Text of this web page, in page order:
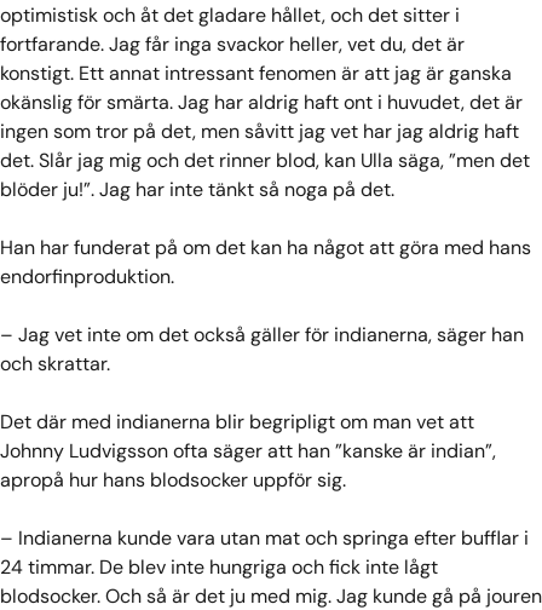
optimistisk och åt det gladare hållet, och det sitter i
fortfarande. Jag får inga svackor heller, vet du, det är
konstigt. Ett annat intressant fenomen är att jag är ganska
okänslig för smärta. Jag har aldrig haft ont i huvudet, det är
ingen som tror på det, men såvitt jag vet har jag aldrig haft
det. Slår jag mig och det rinner blod, kan Ulla säga, ”men det
blöder ju!”. Jag har inte tänkt så noga på det.
Han har funderat på om det kan ha något att göra med hans
endorfinproduktion.
– Jag vet inte om det också gäller för indianerna, säger han
och skrattar.
Det där med indianerna blir begripligt om man vet att
Johnny Ludvigsson ofta säger att han ”kanske är indian”,
apropå hur hans blodsocker uppför sig.
– Indianerna kunde vara utan mat och springa efter bufflar i
24 timmar. De blev inte hungriga och fick inte lågt
blodsocker. Och så är det ju med mig. Jag kunde gå på jouren